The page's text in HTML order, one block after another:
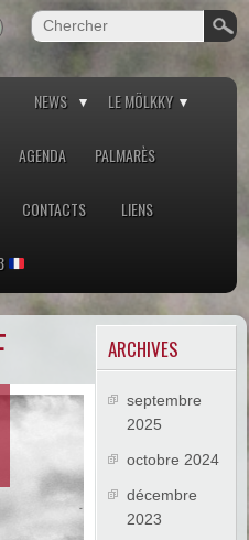
NEWS LE MÖLKKY
AGENDA PALMARÈS
CONTACTS LIENS
ARCHIVES
septembre
2025
octobre 2024
décembre
2023